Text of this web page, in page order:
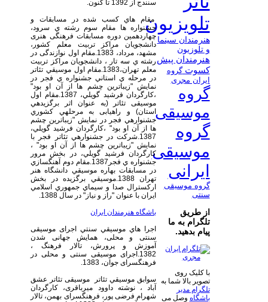
سنندج از 1392 تا کنون.
مقام هاي كسب شده در مسابقات و
جشنواره ها مقام سوم رشته ي سرود،
چهاردهمين دوره مسابقات فرهنگی هنری
دانشجويان مراکز تربيت معلم کشور،
مشهد، مرداد، 1383.مقام اول نوازندگی در
رشته ي سه تار ، دانشجويان مراکز تربيت
معلم تهران،1383.مقام اول موسيقي تئاتر
در مرحله ي استاني جشنواره ي فجر در
نمايش "زيباترين چشم ها از آن او بود"
،كارگردان فرشيد گويلي، 1387.مقام اول
موسیقی تئاتر (به عنوان اثر برگزيده­ي
استان) و راهیابی به مرحله­ي كشوري
جشنواره­ي فجر در نمايش "زيباترين چشم
ها از آن او بود" ،كارگردان فرشيد گويلي،
1387.شركت در جشنواره­ي تئاتر فجر با
نمايش "زيباترين چشم ها از آن او بود" ،
كارگردان فرشيد گويلي، در بخش مرور
جشنواره ي فجر1387.مقام دوم آهنگسازي
در مسابقات بهاره موسيقي دانشگاه هنر
تهران 1388.موسيقي برگزيده در بخش
اركسترال صدا و سيماي جمهوري اسلامي
ايران با عنوان "راز و نياز" در سال 1388.
باشگاه هنرمندان ایران
اجرا هاي موسيقي سنتي اجرای موسيقی
سنتی و محلی، همايش جهانی شدن
آموزش و پرورش، تالار فرهنگ ،
1382.اجرای موسيقی سنتی و محلی در
فرهنگسرای جوان، 1383.
سوابق موسيقي تئاتر موسيقی تئاتر عشق
آباد ، نوشته داوود ميرباقری، کارگردان
شهرام فرضی پور، فرهنگسرای بهمن، تالار
تلویزیون
هنرمندان سینما
و تلوزیون
هنرمندان پیش
کسوتگروه
ایران مجری
گروه
موسیقی
گروه
موسیقی
ایرانی
گروه موسیقی
سنتی
از طریق
تلگرام به ما
پیام بدهید.
با کلیک روی
تصویر بالا شما به
تلگرام مدیر
باشگاه وصل می